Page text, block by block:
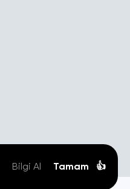
Bilgi Al Tamam 👍